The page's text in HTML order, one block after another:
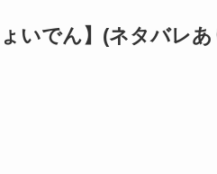
ょいでん】(ネタバレ